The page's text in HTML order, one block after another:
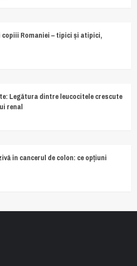
Romaniei – tipici și atipici,
Legătura dintre leucocitele crescute
renal
în cancerul de colon: ce opțiuni